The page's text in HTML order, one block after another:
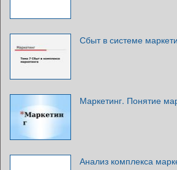
Сбыт в системе
Маркетинг. Понятие
Анализ комплекса